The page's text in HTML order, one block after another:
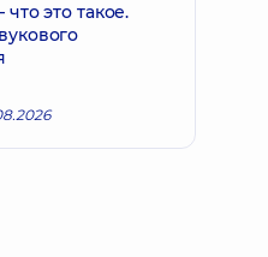
это такое.